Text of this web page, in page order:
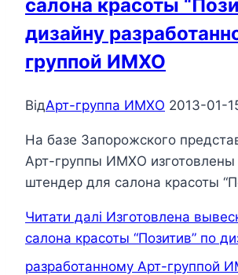
салона красоты
дизайну
группой ИМХО
ВідАрт-группа ИМХО 2013-01-
На базе Запорожского
Арт-группы ИМХО изготовлены
штендер для салона красоты
Читати далі Изготовлена
салона красоты “Позитив” по
разработанному Арт-группой